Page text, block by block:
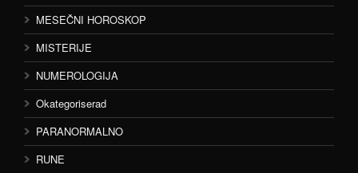
MESEČNI HOROSKOP
MISTERIJE
NUMEROLOGIJA
Okategoriserad
PARANORMALNO
RUNE